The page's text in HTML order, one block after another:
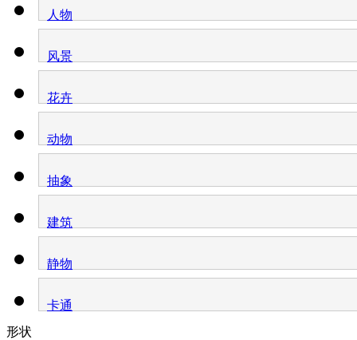
人物
风景
花卉
动物
抽象
建筑
静物
卡通
形状